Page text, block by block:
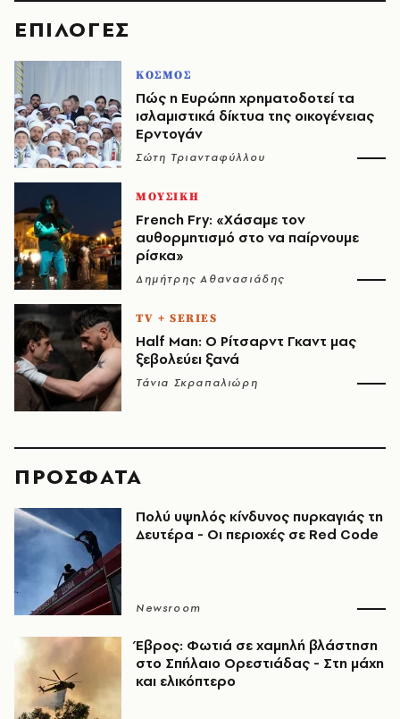
EΠΙΛΟΓΈΣ
ΚΟΣΜΟΣ
Πώς η Ευρώπη χρηματοδοτεί τα
ισλαμιστικά δίκτυα της οικογένειας
Ερντογάν
Σώτη Τριανταφύλλου
ΜΟΥΣΙΚΗ
French Fry: «Χάσαμε τον
αυθορμητισμό στο να παίρνουμε
ρίσκα»
Δημήτρης Αθανασιάδης
TV + SERIES
Half Man: Ο Ρίτσαρντ Γκαντ μας
ξεβολεύει ξανά
Τάνια Σκραπαλιώρη
ΠΡΟΣΦΑΤΑ
Πολύ υψηλός κίνδυνος πυρκαγιάς τη
Δευτέρα - Οι περιοχές σε Red Code
Newsroom
Έβρος: Φωτιά σε χαμηλή βλάστηση
στο Σπήλαιο Ορεστιάδας - Στη μάχη
και ελικόπτερο